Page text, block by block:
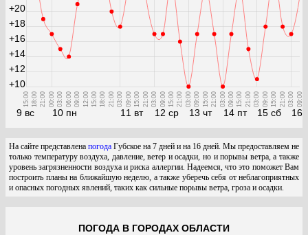
9 вс
15:00 18:00 21:00
10 пн
00:00 03:00 06:00 09:00 12:00 15:00 18:00 21:00
11 вт
03:00 09:00 15:00 21:00
12 ср
03:00 09:00 15:00 21:00
13 чт
03:00 09:00 15:00 21:00
14 пт
03:00 09:00 15:00 21:00
15 сб
03:00 09:00 15:00 21:00
16
03:00 09:00
+10
+12
+14
+16
+18
+20
На сайте представлена погода Губское на 7 дней и на 16 дней. Мы предоставляем не
только температуру воздуха, давление, ветер и осадки, но и порывы ветра, а также
уровень загрязненности воздуха и риска аллергии. Надеемся, что это поможет Вам
построить планы на ближайшую неделю, а также уберечь себя от неблагоприятных
и опасных погодных явлений, таких как сильные порывы ветра, гроза и осадки.
ПОГОДА В ГОРОДАХ ОБЛАСТИ